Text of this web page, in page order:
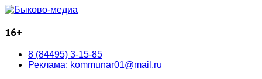
16+
8 (84495) 3-15-85
Реклама: kommunar01@mail.ru